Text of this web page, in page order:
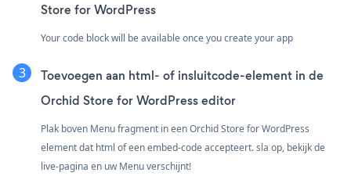
Store for WordPress
Your code block will be available once you create your app
Toevoegen aan html- of insluitcode-element in de
Orchid Store for WordPress editor
Plak boven Menu fragment in een Orchid Store for WordPress
element dat html of een embed-code accepteert. sla op, bekijk de
live-pagina en uw Menu verschijnt!